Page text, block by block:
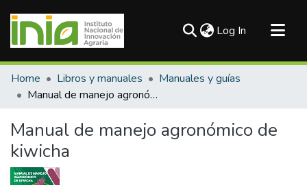
Log In (current)
Communities & Collections
All of DSpace
Home Libros y manuales
Manuales y guías
Manual de manejo agronómico de kiwicha
Manual de manejo agronómico de
kiwicha